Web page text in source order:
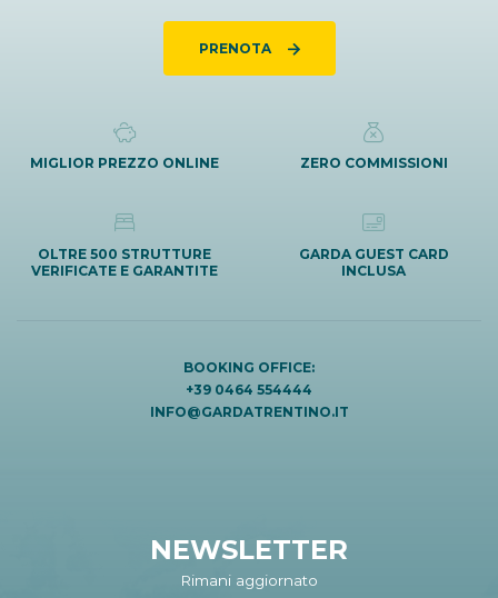
PRENOTA
MIGLIOR PREZZO ONLINE ZERO COMMISSIONI
OLTRE 500 STRUTTURE
VERIFICATE E GARANTITE
GARDA GUEST CARD
INCLUSA
BOOKING OFFICE:
+39 0464 554444
INFO@GARDATRENTINO.IT
NEWSLETTER
Rimani aggiornato